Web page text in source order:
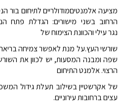
מציעה אלמנטיםמודולריים לתיחום בור
הרחוב בשני מישורים: הגדלת פתח
נגר עילי והכוונת הצימוח של
שורשי העץ.על מנת לאפשר צמיחה
שפה ומבנה המסעות, יש לכוון את
הרצוי.אלמנט התיחום
של אקרשטיין בשילוב תעלת גידול
עצים ברחובות עירוניים.